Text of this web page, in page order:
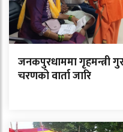
जनकपुरधाममा गृहमन्त्री
चरणको वार्ता जारि